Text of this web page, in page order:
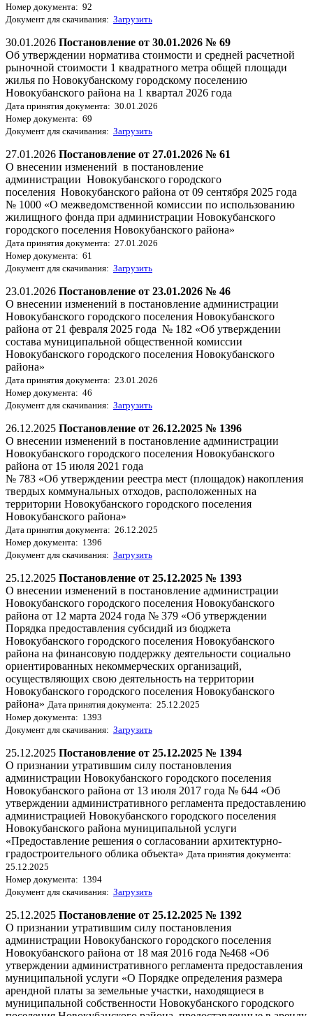
Номер документа: 92
Документ для скачивания: Загрузить
30.01.2026 Постановление от 30.01.2026 № 69
Об утверждении норматива стоимости и средней расчетной
рыночной стоимости 1 квадратного метра общей площади
жилья по Новокубанскому городскому поселению
Новокубанского района на 1 квартал 2026 года
Дата принятия документа: 30.01.2026
Номер документа: 69
Документ для скачивания: Загрузить
27.01.2026 Постановление от 27.01.2026 № 61
О внесении изменений в постановление
администрации Новокубанского городского
поселения Новокубанского района от 09 сентября 2025 года
№ 1000 «О межведомственной комиссии по использованию
жилищного фонда при администрации Новокубанского
городского поселения Новокубанского района»
Дата принятия документа: 27.01.2026
Номер документа: 61
Документ для скачивания: Загрузить
23.01.2026 Постановление от 23.01.2026 № 46
О внесении изменений в постановление администрации
Новокубанского городского поселения Новокубанского
района от 21 февраля 2025 года № 182 «Об утверждении
состава муниципальной общественной комиссии
Новокубанского городского поселения Новокубанского
района»
Дата принятия документа: 23.01.2026
Номер документа: 46
Документ для скачивания: Загрузить
26.12.2025 Постановление от 26.12.2025 № 1396
О внесении изменений в постановление администрации
Новокубанского городского поселения Новокубанского
района от 15 июля 2021 года
№ 783 «Об утверждении реестра мест (площадок) накопления
твердых коммунальных отходов, расположенных на
территории Новокубанского городского поселения
Новокубанского района»
Дата принятия документа: 26.12.2025
Номер документа: 1396
Документ для скачивания: Загрузить
25.12.2025 Постановление от 25.12.2025 № 1393
О внесении изменений в постановление администрации
Новокубанского городского поселения Новокубанского
района от 12 марта 2024 года № 379 «Об утверждении
Порядка предоставления субсидий из бюджета
Новокубанского городского поселения Новокубанского
района на финансовую поддержку деятельности социально
ориентированных некоммерческих организаций,
осуществляющих свою деятельность на территории
Новокубанского городского поселения Новокубанского
района» Дата принятия документа: 25.12.2025
Номер документа: 1393
Документ для скачивания: Загрузить
25.12.2025 Постановление от 25.12.2025 № 1394
О признании утратившим силу постановления
администрации Новокубанского городского поселения
Новокубанского района от 13 июля 2017 года № 644 «Об
утверждении административного регламента предоставлению
администрацией Новокубанского городского поселения
Новокубанского района муниципальной услуги
«Предоставление решения о согласовании архитектурно-
градостроительного облика объекта» Дата принятия документа:
25.12.2025
Номер документа: 1394
Документ для скачивания: Загрузить
25.12.2025 Постановление от 25.12.2025 № 1392
О признании утратившим силу постановления
администрации Новокубанского городского поселения
Новокубанского района от 18 мая 2016 года №468 «Об
утверждении административного регламента предоставления
муниципальной услуги «О Порядке определения размера
арендной платы за земельные участки, находящиеся в
муниципальной собственности Новокубанского городского